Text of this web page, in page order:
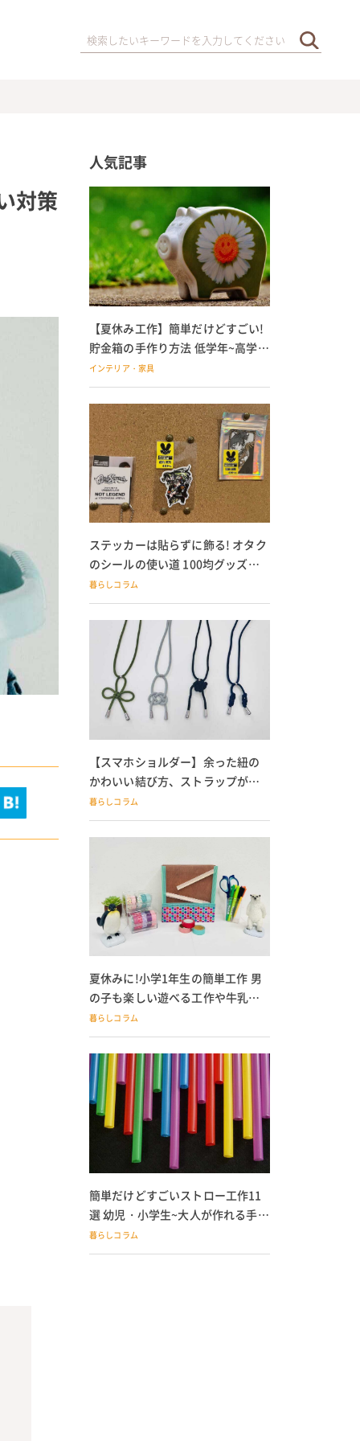
対策
人気記事
【夏休み工作】簡単だけどすごい!
貯金箱の手作り方法 低学年~高学年
の子どもにも
インテリア・家具
ステッカーは貼らずに飾る! オタク
のシールの使い道 100均グッズで
の飾り方も
暮らしコラム
【スマホショルダー】余った紐の
かわいい結び方、ストラップが落
ちる人必見
暮らしコラム
夏休みに!小学1年生の簡単工作 男
の子も楽しい遊べる工作や牛乳パ
ック貯金箱も
暮らしコラム
簡単だけどすごいストロー工作11
選 幼児・小学生~大人が作れる手作
りおもちゃ
暮らしコラム